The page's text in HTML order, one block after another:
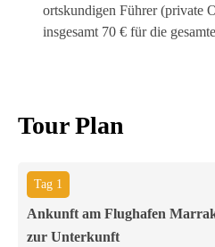
ortskundigen Führer (private
insgesamt 70 € für die
Tour Plan
Tag 1
Ankunft am Flughafen
zur Unterkunft